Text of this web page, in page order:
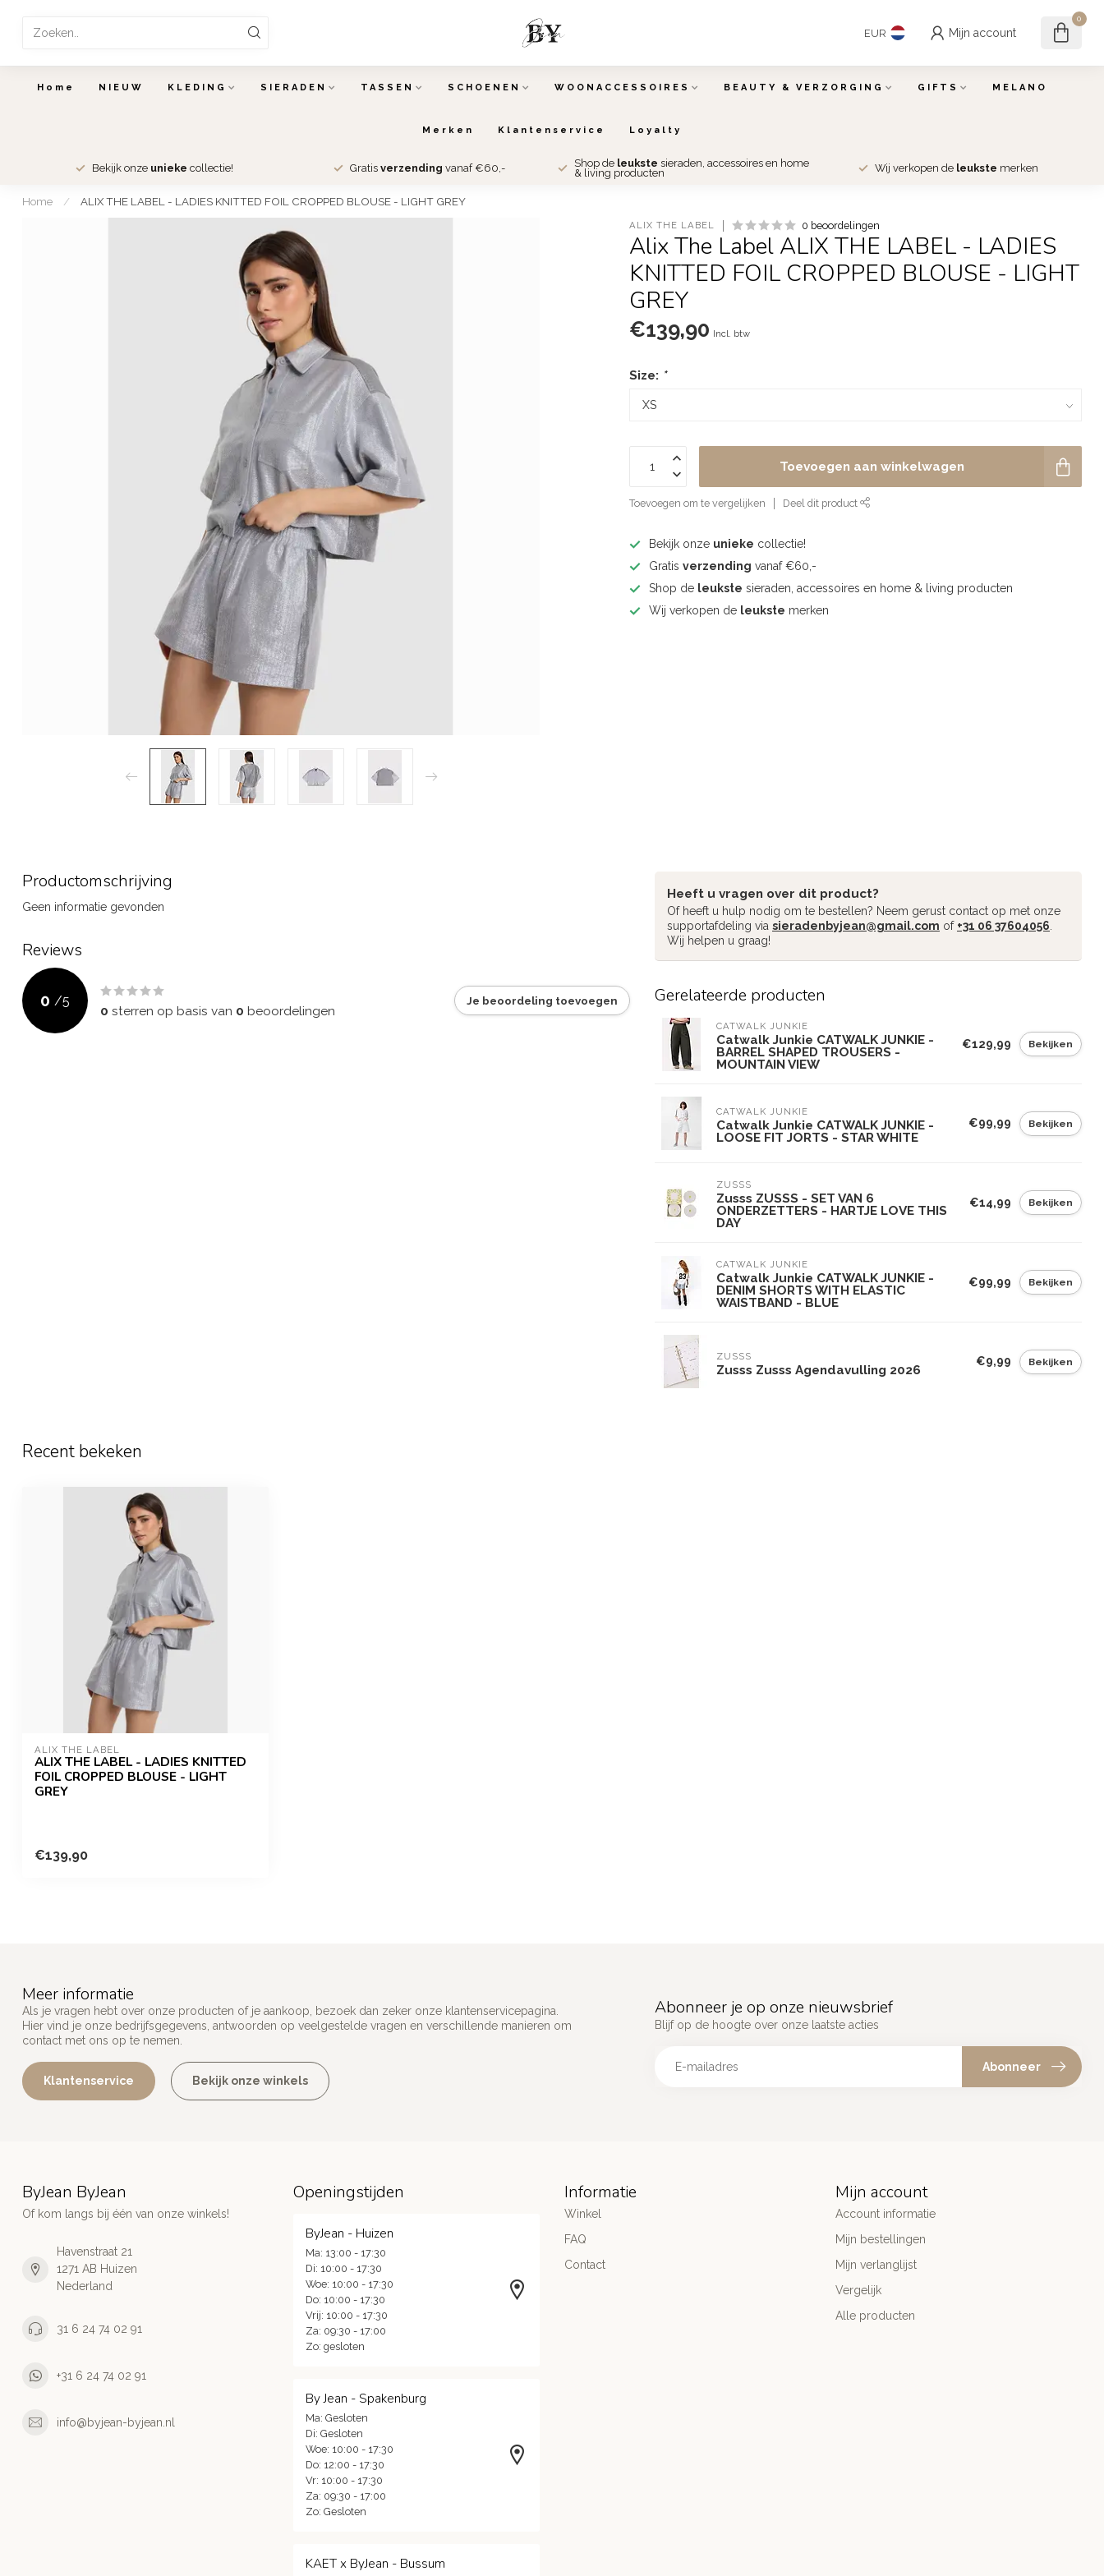
EUR Mijn account
0
Home NIEUW KLEDING SIERADEN TASSEN SCHOENEN WOONACCESSOIRES BEAUTY & VERZORGING GIFTS MELANO
Merken Klantenservice Loyalty
Bekijk onze unieke collectie! Gratis verzending vanaf €60,- Shop de leukste sieraden, accessoires en home
& living producten
Wij verkopen de leukste merken
Home / ALIX THE LABEL - LADIES KNITTED FOIL CROPPED BLOUSE - LIGHT GREY
ALIX THE LABEL 0 beoordelingen
Alix The Label ALIX THE LABEL - LADIES
KNITTED FOIL CROPPED BLOUSE - LIGHT
GREY
€139,90 Incl. btw
Size: *
Toevoegen aan winkelwagen
Toevoegen om te vergelijken Deel dit product
Bekijk onze unieke collectie!
Gratisverzending vanaf €60,-
Shop de leukste sieraden, accessoires en home & living producten
Wij verkopen de leukste merken
Productomschrijving
Geen informatie gevonden
Reviews
0 /5
0 sterren op basis van 0 beoordelingen
Je beoordeling toevoegen
Heeft u vragen over dit product?
Of heeft u hulp nodig om te bestellen? Neem gerust contact op met onze
supportafdeling via sieradenbyjean@gmail.com of +31 06 37604056
Wij helpen u graag!
Gerelateerde producten
CATWALK JUNKIE
Catwalk Junkie CATWALK JUNKIE -
BARREL SHAPED TROUSERS -
MOUNTAIN VIEW
€129,99 Bekijken
CATWALK JUNKIE
Catwalk Junkie CATWALK JUNKIE -
LOOSE FIT JORTS - STAR WHITE
€99,99 Bekijken
ZUSSS
Zusss ZUSSS - SET VAN 6
ONDERZETTERS - HARTJE LOVE THIS
DAY
€14,99 Bekijken
CATWALK JUNKIE
Catwalk Junkie CATWALK JUNKIE -
DENIM SHORTS WITH ELASTIC
WAISTBAND - BLUE
€99,99 Bekijken
ZUSSS
Zusss Zusss Agendavulling 2026
€9,99 Bekijken
Recent bekeken
ALIX THE LABEL
ALIX THE LABEL - LADIES KNITTED
FOIL CROPPED BLOUSE - LIGHT
GREY
€139,90
Meer informatie
Als je vragen hebt over onze producten of je aankoop, bezoek dan zeker onze klantenservicepagina.
Hier vind je onze bedrijfsgegevens, antwoorden op veelgestelde vragen en verschillende manieren om
contact met ons op te nemen.
Klantenservice Bekijk onze winkels
Abonneer je op onze nieuwsbrief
Blijf op de hoogte over onze laatste acties
Abonneer
ByJean ByJean
Of kom langs bij één van onze winkels!
Havenstraat 21
1271 AB Huizen
Nederland
31 6 24 74 02 91
+31 6 24 74 02 91
info@byjean-byjean.nl
Openingstijden
ByJean - Huizen
Ma: 13:00 - 17:30
Di: 10:00 - 17:30
Woe: 10:00 - 17:30
Do: 10:00 - 17:30
Vrij: 10:00 - 17:30
Za: 09:30 - 17:00
Zo: gesloten
By Jean - Spakenburg
Ma: Gesloten
Di: Gesloten
Woe: 10:00 - 17:30
Do: 12:00 - 17:30
Vr: 10:00 - 17:30
Za: 09:30 - 17:00
Zo: Gesloten
KAET x ByJean - Bussum
Informatie
Winkel
FAQ
Contact
Mijn account
Account informatie
Mijn bestellingen
Mijn verlanglijst
Vergelijk
Alle producten